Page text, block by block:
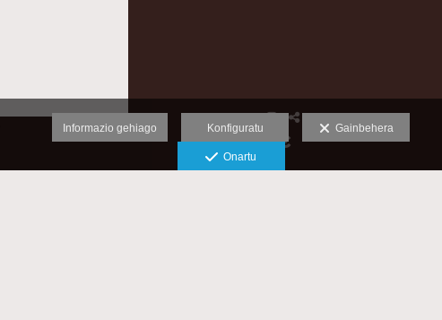
Informazio gehiago Konfiguratu Gainbehera
Onartu